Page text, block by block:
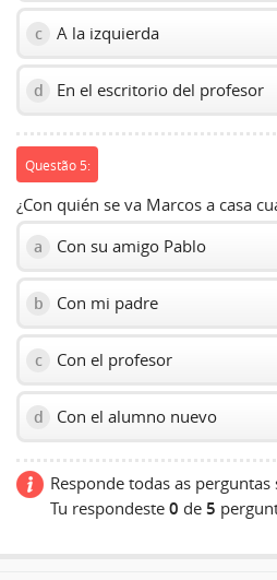
c A la izquierda
d En el escritorio del profesor
Questão 5:
¿Con quién se va Marcos a casa
a Con su amigo Pablo
b Con mi padre
c Con el profesor
d Con el alumno nuevo
Responde todas as
Tu respondeste 0 de 5